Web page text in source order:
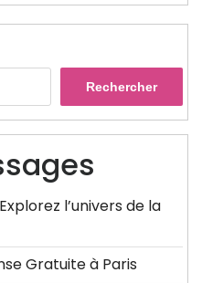
Rechercher
l’univers de la
Gratuite à Paris